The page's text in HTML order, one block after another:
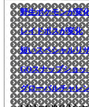
野生ポケモンが変
レイドボスが変化
短いスペシャルリ
GOスナップショ
グローバルチャレ